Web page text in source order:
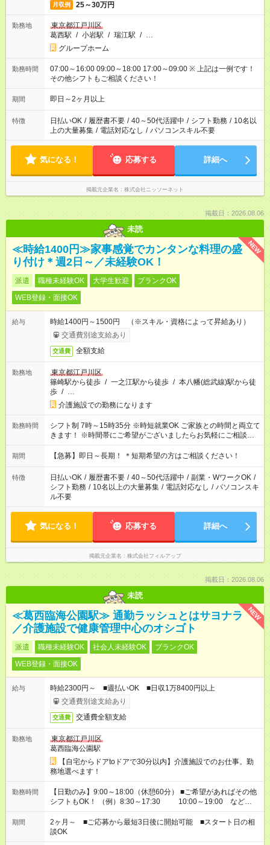
月収例 25～30万円
勤務地
東京都江戸川区
葛西駅 / 小岩駅 / 瑞江駅 / …
グループホーム
勤務時間
07:00～16:00 09:00～18:00 17:00～09:00 ※ 上記は一例です！
その他シフトもご相談ください！
期間 即日～2ヶ月以上
特徴 日払いOK / 履歴書不要 / 40～50代活躍中 / シフト勤務 / 10名以
上の大量募集 / 電話対応なし / パソコンスキル不要
気になる！ 応募する 詳細へ
掲載元企業名 株式会社ニッソーネット
掲載日：2026.08.06
未読
NEW
≪時給1400円≫家事感覚でカンタンな料理の盛
り付け＊週2日～／未経験OK！
派遣 職種未経験OK 大学生歓迎
ブランクOK
WEB登録・面接OK
給与
時給1400円～1500円 （※スキル・資格によって昇給あり）
交通費別途支給あり
交通費 全額支給
勤務地
東京都江戸川区
篠崎駅から徒歩 / 一之江駅から徒歩 / 本八幡(総武線)駅から徒
歩 / …
介護施設での勤務になります
勤務時間
シフト制 7時～15時35分 ※時短就業OK ご家族との時間と両立で
きます！ ※時間帯にご希望がございましたらお気軽にご相談く
ださい。
期間 【急募】即日～長期！ ＊短期希望の方はご相談ください！
特徴 日払いOK / 履歴書不要 / 40～50代活躍中 / 副業・WワークOK /
シフト勤務 / 10名以上の大量募集 / 電話対応なし / パソコンスキ
ル不要
気になる！ 応募する 詳細へ
掲載元企業名 株式会社フィルアップ
掲載日：2026.08.06
未読
NEW
≪葛西臨海公園駅≫ 通勤ラッシュとはサヨナラ
／介護施設で健康管理中心のオシゴト
派遣 職種未経験OK 社会人未経験OK
ブランクOK
WEB登録・面接OK
給与
時給2300円～ ■週払いOK ■日収1万8400円以上
交通費別途支給あり
交通費 交通費全額支給
勤務地
東京都江戸川区
葛西臨海公園駅
【自宅からドアtoドアで30分以内】介護施設でのお仕事。勤
務地選べます！
勤務時間
【日勤のみ】9:00～18:00（休憩60分） ■ご希望があればその他
シフトもOK！ （例）8:30～17:30 10:00～19:00 など
「家族とお休みを合わせたい」 「余裕を持って夕飯の準備がし
たい」 「できれば残業はしたくない」 など、ご希望があれば教
えてくださいね。 ※Wワーク希望の方へ 今ご覧のお仕事で希望
する勤務時間と、もう1つのお仕事の勤務時間。 合計で週40時
期間
2ヶ月～ ■ご応募から最短3日後に開始可能 ■スタート日の相
談OK